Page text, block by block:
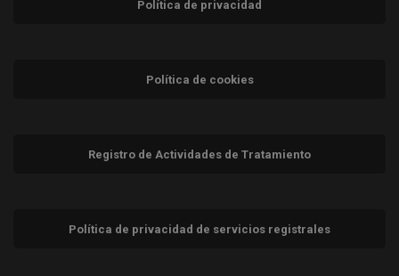
Política de privacidad
Política de cookies
Registro de Actividades de Tratamiento
Política de privacidad de servicios registrales